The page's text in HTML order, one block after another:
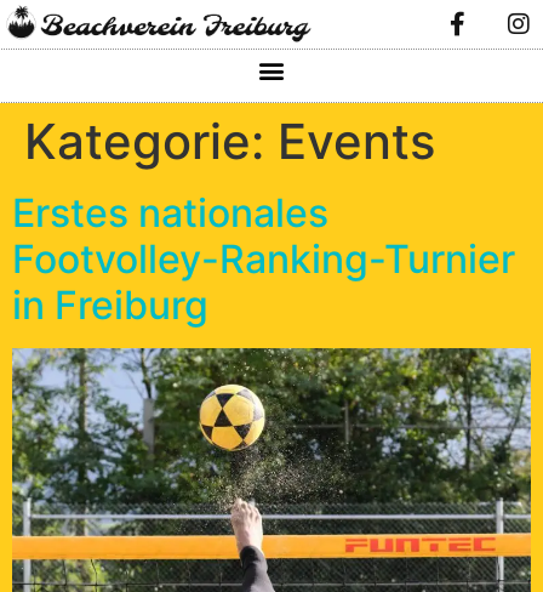
Kategorie: Events
Erstes nationales
Footvolley-Ranking-Turnier
in Freiburg